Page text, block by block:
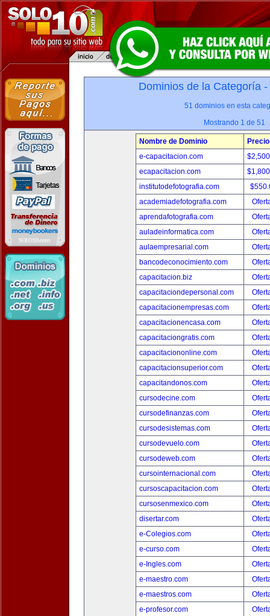
Dominios de la Categoría -
51 dominios en esta
Mostrando 1 de 51
Nombre de Dominio
Precio
e-capacitacion.com
ecapacitacion.com
institutodefotografia.com
academiadefotografia.com
aprendafotografia.com
auladeinformatica.com
aulaempresarial.com
bancodeconocimiento.com
capacitacion.biz
capacitaciondepersonal.com
capacitacionempresas.com
capacitacionencasa.com
capacitaciongratis.com
capacitaciononline.com
capacitacionsuperior.com
capacitandonos.com
cursodecine.com
cursodefinanzas.com
cursodesistemas.com
cursodevuelo.com
cursodeweb.com
cursointernacional.com
cursoscapacitacion.com
cursosenmexico.com
disertar.com
e-Colegios.com
e-curso.com
e-Ingles.com
e-maestro.com
e-maestros.com
e-profesor.com